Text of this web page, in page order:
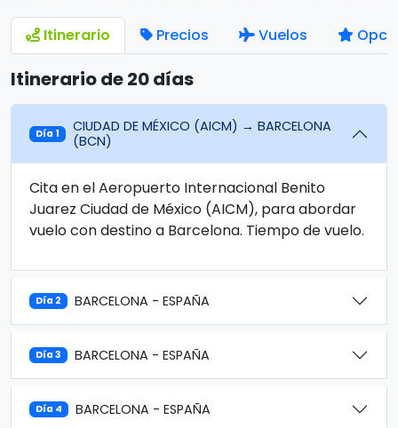
Itinerario Precios Vuelos
Itinerario de 20 días
Día 1
CIUDAD DE MÉXICO (AICM) → BARCELONA
(BCN)
Cita en el Aeropuerto Internacional Benito
Juarez Ciudad de México (AICM), para abordar
vuelo con destino a Barcelona. Tiempo de vuelo.
Día 2 BARCELONA - ESPAÑA
Día 3 BARCELONA - ESPAÑA
Día 4 BARCELONA - ESPAÑA